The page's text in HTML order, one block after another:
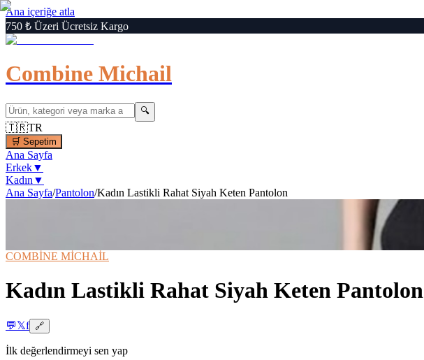
Ana içeriğe atla
750 ₺ Üzeri Ücretsiz Kargo
Combine Michail
🔍
🇹🇷TR
🛒 Sepetim
Ana Sayfa
Erkek▼
Kadın ▼
Ana Sayfa/Pantolon/Kadın Lastikli Rahat Siyah Keten Pantolon
COMBİNE MİCHAİL
Kadın Lastikli Rahat Siyah Keten Pantolon
💬𝕏f 🔗
İlk değerlendirmeyi sen yap